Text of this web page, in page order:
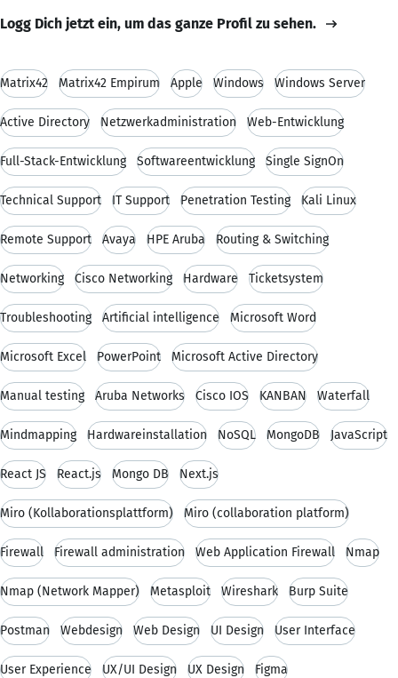
Logg Dich jetzt ein, um das ganze Profil zu sehen.
Matrix42 Matrix42 Empirum Apple Windows Windows Server
Active Directory Netzwerkadministration Web-Entwicklung
Full-Stack-Entwicklung Softwareentwicklung Single SignOn
Technical Support IT Support Penetration Testing Kali Linux
Remote Support Avaya HPE Aruba Routing & Switching
Networking Cisco Networking Hardware Ticketsystem
Troubleshooting Artificial intelligence Microsoft Word
Microsoft Excel PowerPoint Microsoft Active Directory
Manual testing Aruba Networks Cisco IOS KANBAN Waterfall
Mindmapping Hardwareinstallation NoSQL MongoDB JavaScript
React JS React.js Mongo DB Next.js
Miro (Kollaborationsplattform) Miro (collaboration platform)
Firewall Firewall administration Web Application Firewall Nmap
Nmap (Network Mapper) Metasploit Wireshark Burp Suite
Postman Webdesign Web Design UI Design User Interface
User Experience UX/UI Design UX Design Figma